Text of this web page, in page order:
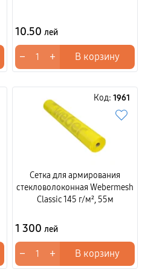
10.50 лей
− + В корзину
Код: 1961
Сетка для армирования
стекловолоконная Webermesh
Classic 145 г/м², 55м
1 300 лей
− + В корзину